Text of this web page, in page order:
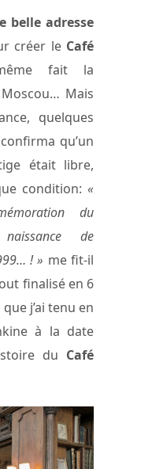
belle adresse
créer leCafé
fait la
Mais
quelques
qu’un
était libre,
condition: «
du
de
! » me fit-il
finalisé en 6
j’ai tenu en
à la date
du Café